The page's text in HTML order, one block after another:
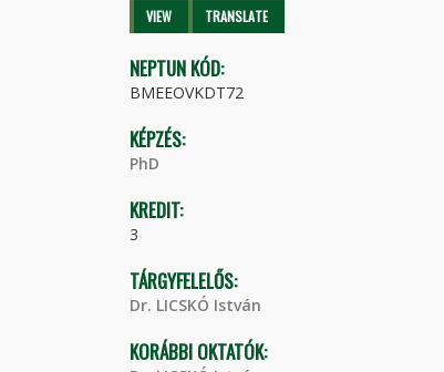
Primary tabs
VIEW (ACTIVETRANSLATE
NEPTUN KÓD:
BMEEOVKDT72
KÉPZÉS:
PhD
KREDIT:
3
TÁRGYFELELŐS:
Dr. LICSKÓ István
KORÁBBI OKTATÓK: